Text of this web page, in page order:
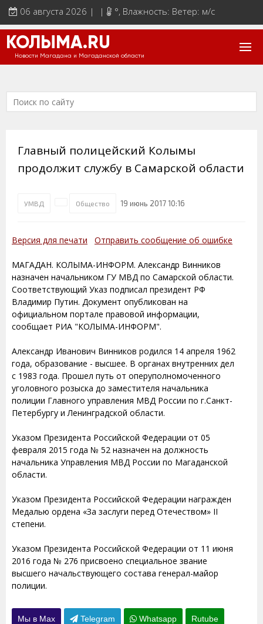
06 августа 2026 | | °, Влажность: Ветер: м/с
КОЛЫМА.RU
Новости Магадана и Магаданской области
Главный полицейский Колымы
продолжит службу в Самарской области
УМВД Общество 19 июнь 2017 10:16
Версия для печати Отправить сообщение об ошибке
МАГАДАН. КОЛЫМА-ИНФОРМ. Александр Винников
назначен начальником ГУ МВД по Самарской области.
Соответствующий Указ подписал президент РФ
Владимир Путин. Документ опубликован на
официальном портале правовой информации,
сообщает РИА "КОЛЫМА-ИНФОРМ".
Александр Иванович Винников родился 14 апреля 1962
года, образование - высшее. В органах внутренних дел
с 1983 года. Прошел путь от оперуполномоченного
уголовного розыска до заместителя начальника
полиции Главного управления МВД России по г.Санкт-
Петербургу и Ленинградской области.
Указом Президента Российской Федерации от 05
февраля 2015 года № 52 назначен на должность
начальника Управления МВД России по Магаданской
области.
Указом Президента Российской Федерации награжден
Медалью ордена «За заслуги перед Отечеством» II
степени.
Указом Президента Российской Федерации от 11 июня
2016 года № 276 присвоено специальное звание
высшего начальствующего состава генерал-майор
полиции.
Мы в Max Telegram Whatsapp Rutube